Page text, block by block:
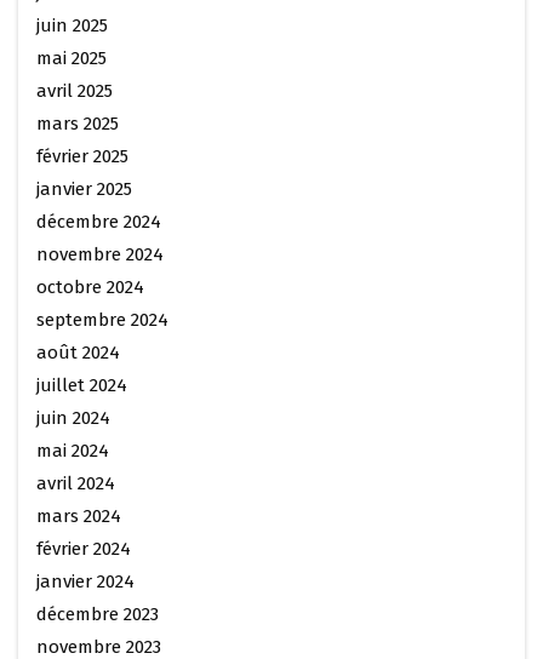
juin 2025
mai 2025
avril 2025
mars 2025
février 2025
janvier 2025
décembre 2024
novembre 2024
octobre 2024
septembre 2024
août 2024
juillet 2024
juin 2024
mai 2024
avril 2024
mars 2024
février 2024
janvier 2024
décembre 2023
novembre 2023